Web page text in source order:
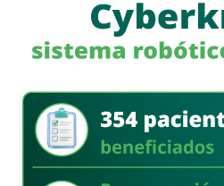
El legislador Crisógono Pérez
adición, porque en el artículo 60
regulación del uso de teléfonos
electrónicos en alumnos que
horario escolar, aún cuando
que el uso constante de estos